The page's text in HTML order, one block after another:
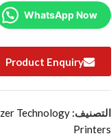
WhatsApp Now
Product Enquiry
التصنيف: Technology
Printers